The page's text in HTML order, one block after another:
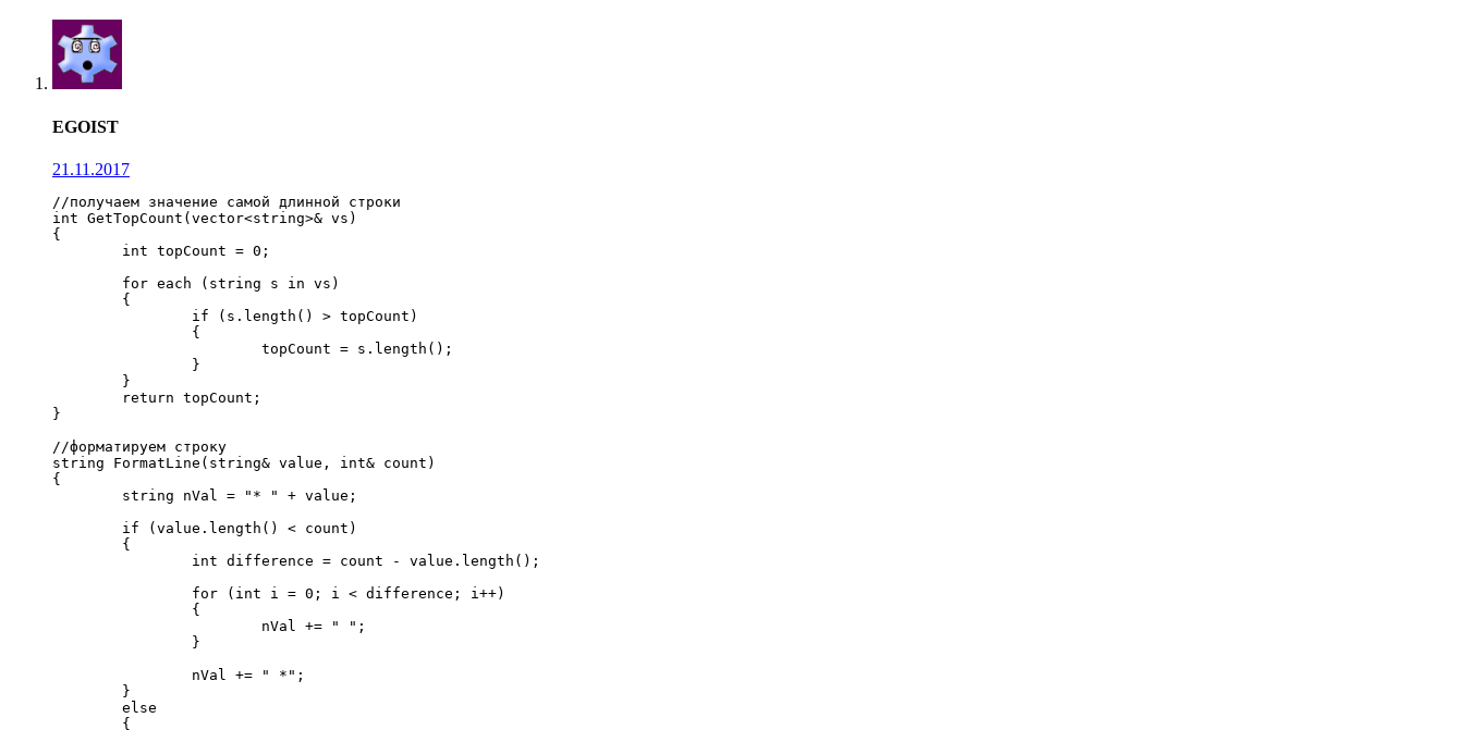
EGOIST
21.11.2017
//получаем значение самой длинной строки
int GetTopCount(vector<string>& vs)
{
}
//форматируем строку
string FormatLine(string& value, int& count)
{